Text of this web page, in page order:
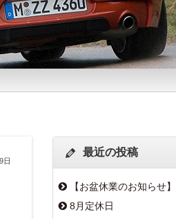
日
最近の投稿
【お盆休業のお知らせ】
8月定休日